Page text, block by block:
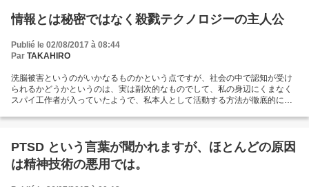
昔被害者の会に出席した時のことですが、やはり工作員のような人が出てき
て威圧を受けることがありました。また、現時点で私には連携して行動する
ような余裕はない人が多数というように感じられました。例えば、電磁波被
害者の安楽死というのをせめて社会的に議論してもらえないかと考えること
もありました。実際に私は踏切には入りませんでしたが、電磁波被害者が死
ぬのを止めるのもおかしいといえばおかしいので、とにかく助ける手立てが
ない状況で、忍耐を強いてまともに生き残すという方法は現代社会には用意
されていないのです。もちろん、最低でも現代レベルを超えた方法で延命す
るということはあるのですが、社会的なテロ行為の正常化がなければ、延命
が正しいとも言えない訳です。加害者の行動は非人間的なもので、私が殺さ
者はネットで活動とかもしていられないのですが、犬も歩けばスパイに当た
るという状況で、どうしようもならなくなっている感じです。...
情報とは秘密ではなく殺戮テクノロジーの主人公
Publié le 02/08/2017 à 08:44
Par TAKAHIRO
洗脳被害というのがいかなるものかという点ですが、社会の中で認知が受け
られるかどうかというのは、実は副次的なものでして、私の身辺にくまなく
スパイ工作者が入っていたようで、私本人として活動する方法が徹底的に潰
０年近くになりますが、この間健常な人物に連絡できず、救援をしらみつぶ
かと感じています。このような排斥で虐げられては、現代的レベルではどの
ような延命方法を考えても、一巻の終わりになってしまいます。多くの被害
者の訴えがありますが、舌が地につかなくなってしまっているという感じ
PTSD という言葉が聞かれますが、ほとんどの原因
は精神技術の悪用では。